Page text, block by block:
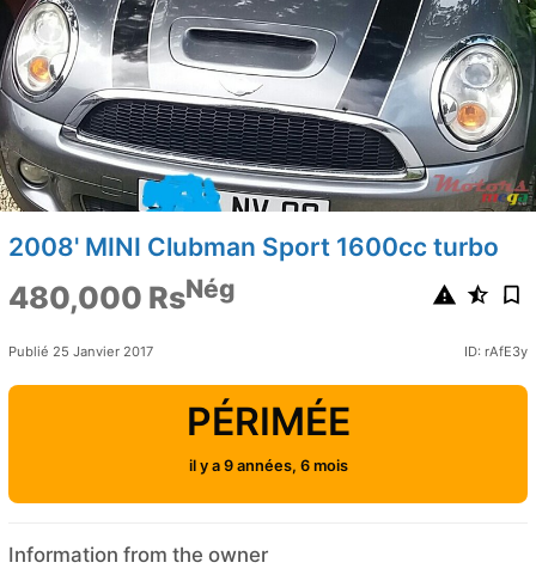
2008' MINI Clubman Sport 1600cc turbo
480,000 RsNég
Publié 25 Janvier 2017 ID: rAfE3y
PÉRIMÉE
il y a 9 années, 6 mois
Information from the owner